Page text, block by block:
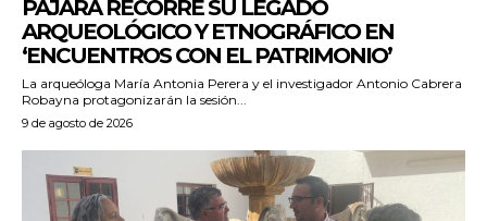
PÁJARA RECORRE SU LEGADO
ARQUEOLÓGICO Y ETNOGRÁFICO EN
‘ENCUENTROS CON EL PATRIMONIO’
La arqueóloga María Antonia Perera y el investigador Antonio Cabrera
Robayna protagonizarán la sesión...
9 de agosto de 2026